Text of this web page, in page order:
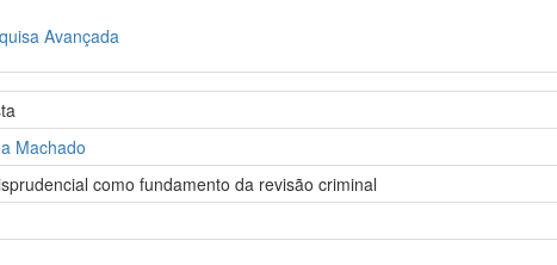
Avançada
Machado
como fundamento da revisão criminal